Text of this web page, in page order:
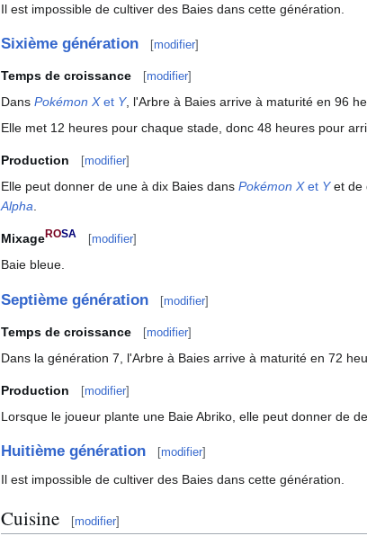
Il est impossible de cultiver des Baies dans cette génération.
Sixième génération [modifier]
Temps de croissance [modifier]
Dans Pokémon Xet Y, l'Arbre à Baies arrive à maturité en 96
Elle met 12 heures pour chaque stade, donc 48 heures pour
Production [modifier]
Elle peut donner de une à dix Baies dans Pokémon Xet Yet de
Alpha.
MixageROSA [modifier]
Baie bleue.
Septième génération [modifier]
Temps de croissance [modifier]
Dans la génération 7, l'Arbre à Baies arrive à maturité en 72
Production [modifier]
Lorsque le joueur plante une Baie Abriko, elle peut donner de
Huitième génération [modifier]
Il est impossible de cultiver des Baies dans cette génération.
Cuisine [modifier]